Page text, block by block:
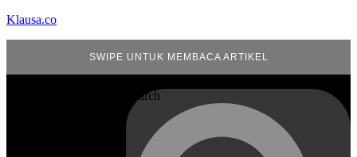
Klausa.co
SWIPE UNTUK MEMBACA ARTIKEL
Search